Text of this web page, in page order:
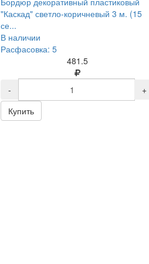
"Каскад" светло-коричневый 3 м. (15
се...
В наличии
Расфасовка: 5
481.5
-
+
Купить